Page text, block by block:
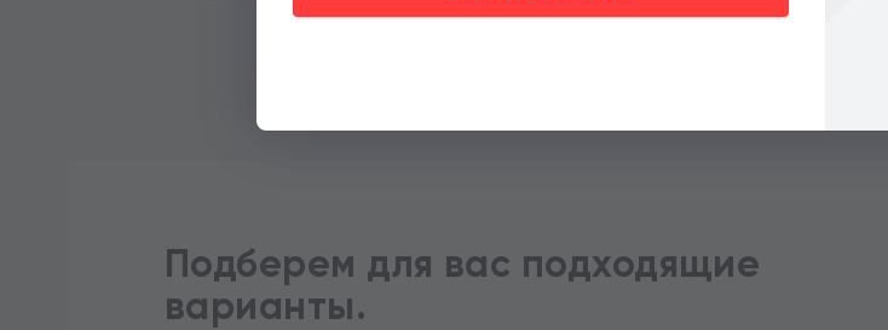
Подберем для вас подходящие
варианты.